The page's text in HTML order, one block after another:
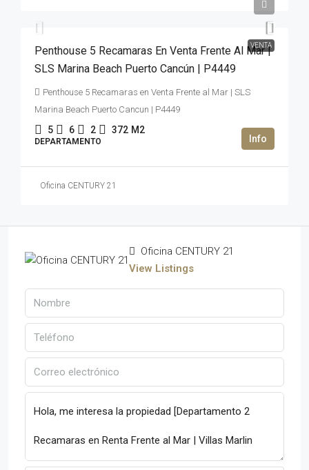
VENTA
Penthouse 5 Recamaras En Venta Frente Al Mar |
SLS Marina Beach Puerto Cancún | P4449
Penthouse 5 Recamaras en Venta Frente al Mar | SLS
Marina Beach Puerto Cancun | P4449
5 6 2 372 M2
DEPARTAMENTO
Oficina CENTURY 21
Oficina CENTURY 21
View Listings